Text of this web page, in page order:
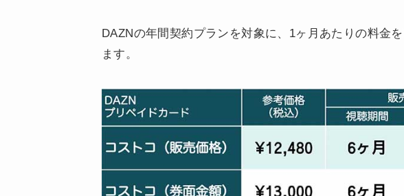
DAZNの年間契約プランを対象に、1ヶ月あたりの料金
ます。